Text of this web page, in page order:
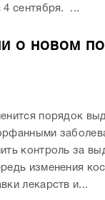
4 сентября. ...
о новом
порядок
контроль за
изменения
лекарств и...